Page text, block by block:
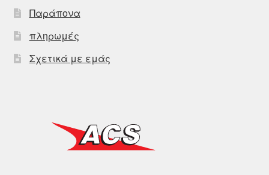
Παράπονα
πληρωμές
Σχετικά με εμάς